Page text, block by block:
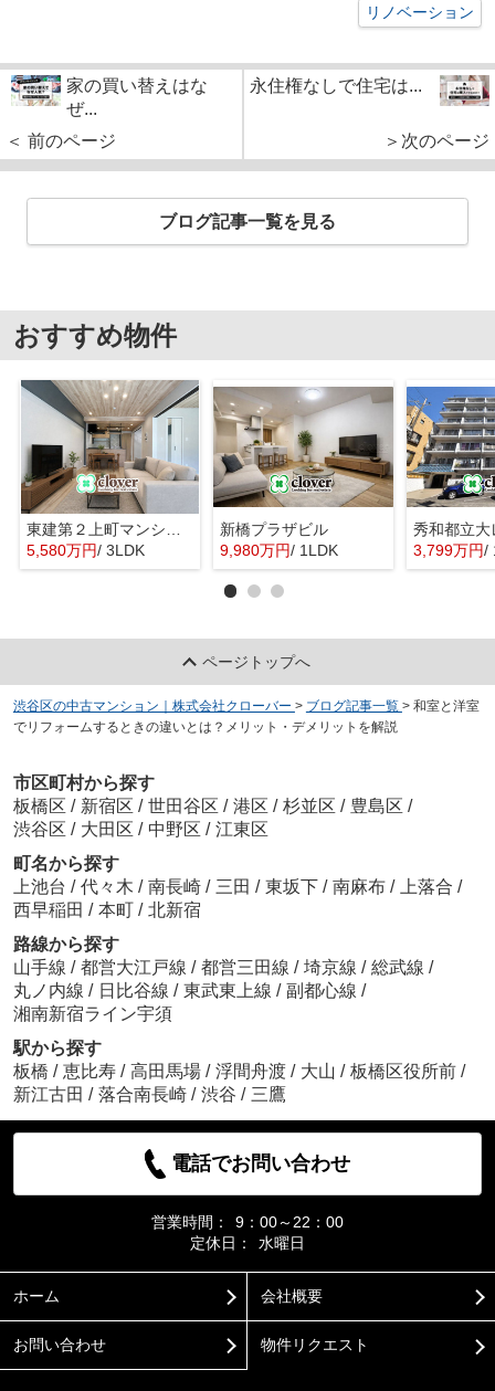
リノベーション
家の買い替えはな
ぜ...
＜ 前のページ
永住権なしで住宅は...
＞次のページ
ブログ記事一覧を見る
おすすめ物件
5,580万円/ 3LDK
新橋プラザビル
9,980万円/ 1LDK
秀和都立大
3,799万円/
ページトップへ
渋谷区の中古マンション｜株式会社クローバー > ブログ記事一覧 > 和室と洋室
でリフォームするときの違いとは？メリット・デメリットを解説
市区町村から探す
板橋区 / 新宿区 / 世田谷区 / 港区 / 杉並区 / 豊島区 /
渋谷区 / 大田区 / 中野区 / 江東区
町名から探す
上池台 / 代々木 / 南長崎 / 三田 / 東坂下 / 南麻布 / 上落合 /
西早稲田 / 本町 / 北新宿
路線から探す
山手線 / 都営大江戸線 / 都営三田線 / 埼京線 / 総武線 /
丸ノ内線 / 日比谷線 / 東武東上線 / 副都心線 /
湘南新宿ライン宇須
駅から探す
板橋 / 恵比寿 / 高田馬場 / 浮間舟渡 / 大山 / 板橋区役所前 /
新江古田 / 落合南長崎 / 渋谷 / 三鷹
電話でお問い合わせ
営業時間：
9：00～22：00
定休日：
水曜日
ホーム 会社概要
お問い合わせ 物件リクエスト